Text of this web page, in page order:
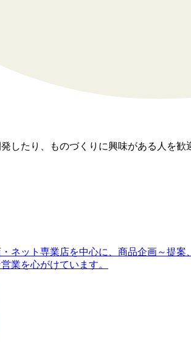
したり、ものづくりに興味がある人を歓
ネット専業店を中心に、商品企画～提
業を心がけています。